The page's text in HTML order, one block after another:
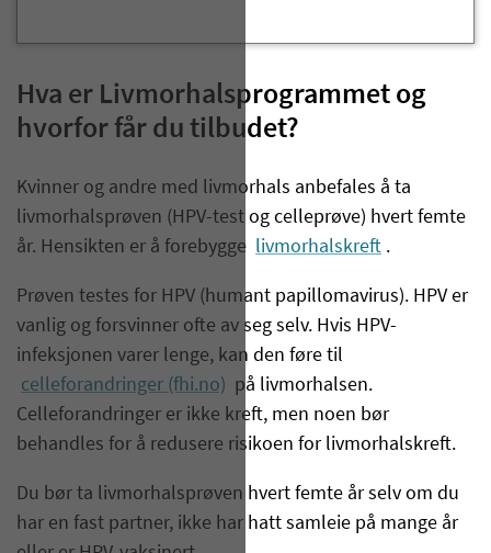
Hva er Livmorhalsprogrammet og
hvorfor får du tilbudet?
Kvinner og andre med livmorhals anbefales å ta
livmorhalsprøven (HPV-test og celleprøve) hvert femte
år. Hensikten er å forebygge livmorhalskreft .
Prøven testes for HPV (humant papillomavirus). HPV er
vanlig og forsvinner ofte av seg selv. Hvis HPV-
infeksjonen varer lenge, kan den føre til
celleforandringer (fhi.no) på livmorhalsen.
Celleforandringer er ikke kreft, men noen bør
behandles for å redusere risikoen for livmorhalskreft.
Du bør ta livmorhalsprøven hvert femte år selv om du
har en fast partner, ikke har hatt samleie på mange år